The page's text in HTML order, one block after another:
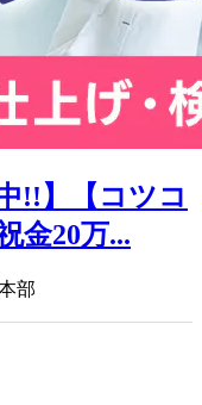
!!】【コツコ
金20万...
部